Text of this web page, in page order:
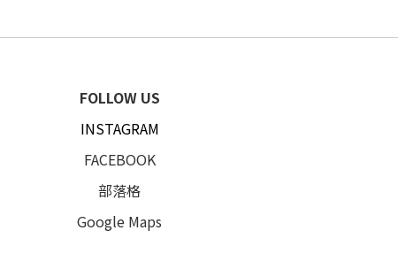
FOLLOW US
INSTAGRAM
FACEBOOK
部落格
Google Maps